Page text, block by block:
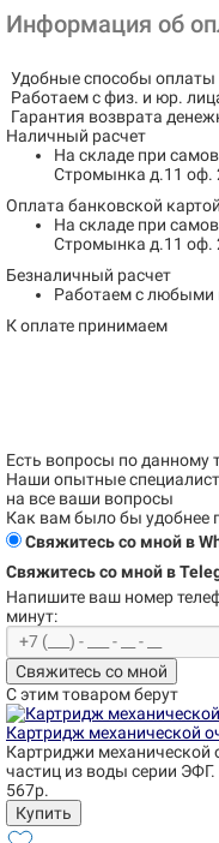
Информация об
Удобные способы оплаты
Работаем с физ. и юр.
Гарантия возврата
Наличный расчет
На складе при
Стромынка д.11 оф.
Оплата банковской картой
На складе при
Стромынка д.11 оф.
Безналичный расчет
Работаем с любыми
К оплате принимаем
Есть вопросы по данному
Наши опытные
на все ваши вопросы
Как вам было бы удобнее
Свяжитесь со мной в
Свяжитесь со мной в
Напишите ваш номер
минут:
Свяжитесь со мной
С этим товаром берут
Картридж механической
Картриджи механической
частиц из воды серии
567р.